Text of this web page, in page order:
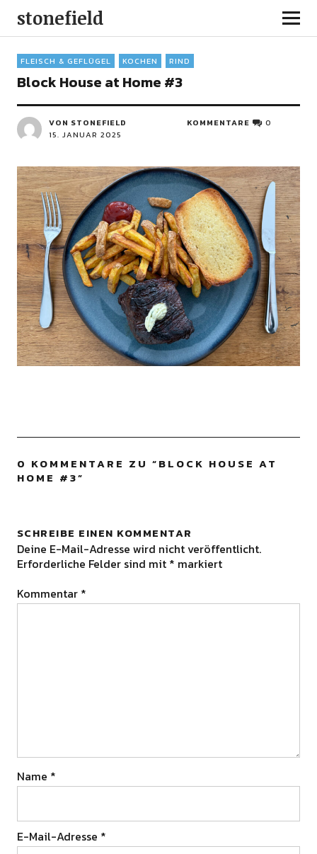
stonefield
FLEISCH & GEFLÜGEL KOCHEN RIND
Block House at Home #3
VON STONEFIELD
15. JANUAR 2025
KOMMENTARE 0
0 KOMMENTARE ZU “BLOCK HOUSE AT
HOME #3”
SCHREIBE EINEN KOMMENTAR
Deine E-Mail-Adresse wird nicht veröffentlicht.
Erforderliche Felder sind mit * markiert
Kommentar *
Name *
E-Mail-Adresse *